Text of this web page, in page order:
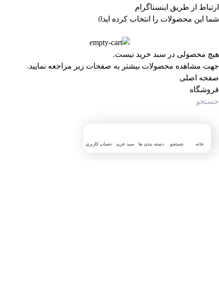
ارتباط از طریق اینستاگرام
شما این محصولات را انتخاب کرده اید0
هیچ محصولی در سبد خرید نیست.
جهت مشاهده محصولات بیشتر به صفحات زیر مراجعه نمایید.
صفحه اصلی
فروشگاه
خانه جستجو دسته بندی ها سبد خرید حساب کاربری